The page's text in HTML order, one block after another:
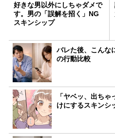
好きな男以外にしちゃダメで
す。男の「誤解を招く」NG
スキンシップ
バレた後、こんな
の行動比較
「ヤベッ、出ち
けにするスキンシ